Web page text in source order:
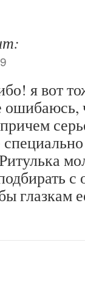
я вот
ошибаюсь,
с
глазкам